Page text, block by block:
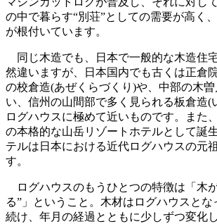
の中で暮らす“別荘”としての需要が高く
が根付いています。
同じ木造でも、日本で一般的な木造住
然違いますが、日本国内でも古くは正倉
の校倉造(あぜくらづくり)や、中部の木
い、信州の山間部で多く見られる板倉造(
ログハウスに極めて近いものです。また
の本格的な山岳リゾートホテルとして誕
テルは日本における近代ログハウスの元
す。
ログハウスのもうひとつの特徴は「木
る”」ということ。木材はログハウスと
続け、年月の経過とともに少しずつ変化